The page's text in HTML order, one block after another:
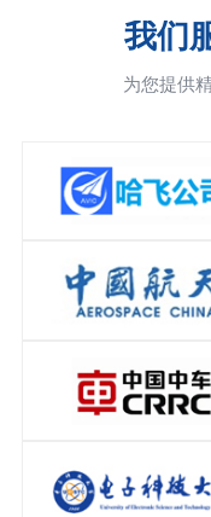
我们
为您提供